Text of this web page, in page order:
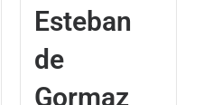
Esteban
de
Gormaz